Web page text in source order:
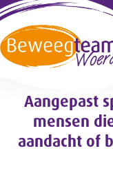
Aangepast
mensen
aandacht of